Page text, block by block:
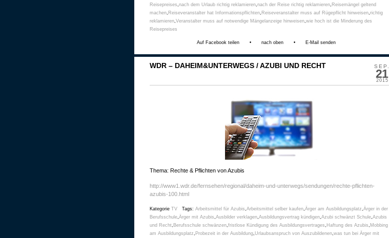
Reisepreises,nach dem Urlaub richtig reklamieren,nach der Reise richtig reklamieren, Reisemängel geltend
machen, Reiseveranstalter hat Informationspflichten, Reiseveranstalter muss auf Rügepflicht hinweisen,richtig
reklamieren,Veranstalter muss auf notwendige Mängelanzeige hinweisen,wie hoch ist die Minderung des
Reisepreises
Auf Facebook teilen • nach oben • E-Mail senden
SEP.
21
2015
WDR – DAHEIM&UNTERWEGS / AZUBI UND RECHT
Thema: Rechte & Pflichten von Azubis
http://www1.wdr.de/fernsehen/regional/daheim-und-unterwegs/sendungen/rechte-pflichten-
azubis-100.html
Kategorie TV Tags: Arbeitsmittel für Azubis Arbeitsmittel selber kaufen Ärger am Ausbildungsplatz Ärger in der
Berufsschule Ärger mit Azubis Ausbilder verklagen Ausbildungsvertrag kündigen Azubi schwänzt Schule Azubis
und Recht Berufsschule schwänzen fristlose Kündigung des Ausbildungsvertrages Haftung des Azubis Mobbing
am Ausbildungsplatz Probezeit in der Ausbildung Urlaubsanspruch von Auszubildenen was tun bei Ärger mit